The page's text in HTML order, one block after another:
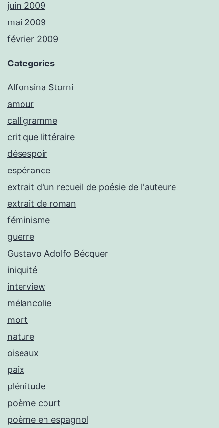
juin 2009
mai 2009
février 2009
Categories
Alfonsina Storni
amour
calligramme
critique littéraire
désespoir
espérance
extrait d'un recueil de poésie de l'auteure
extrait de roman
féminisme
guerre
Gustavo Adolfo Bécquer
iniquité
interview
mélancolie
mort
nature
oiseaux
paix
plénitude
poème court
poème en espagnol